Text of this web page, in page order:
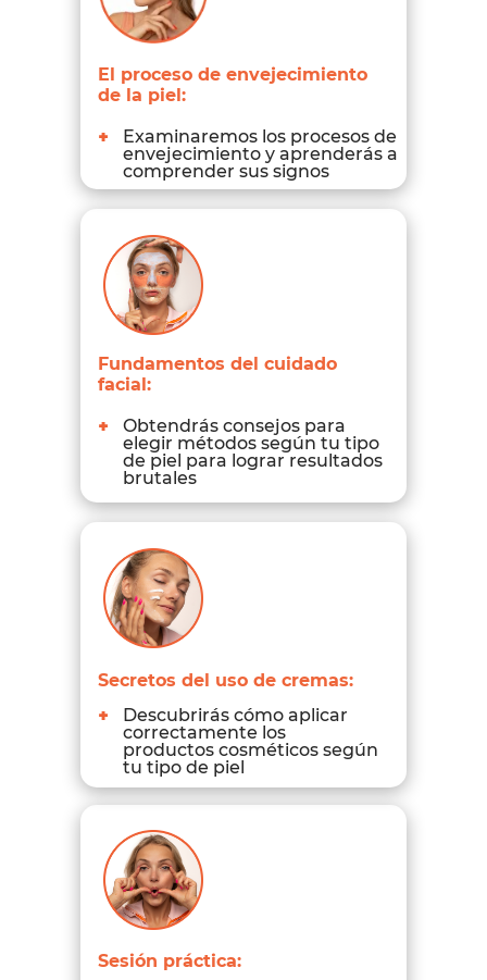
+
Obtendrás consejos para
elegir métodos según tu tipo
de piel para lograr resultados
brutales
Fundamentos del cuidado
facial:
Sesión práctica:
+
Examinaremos los procesos de
envejecimiento y aprenderás a
comprender sus signos
El proceso de envejecimiento
de la piel:
+
Descubrirás cómo aplicar
correctamente los
productos cosméticos según
tu tipo de piel
Secretos del uso de cremas: